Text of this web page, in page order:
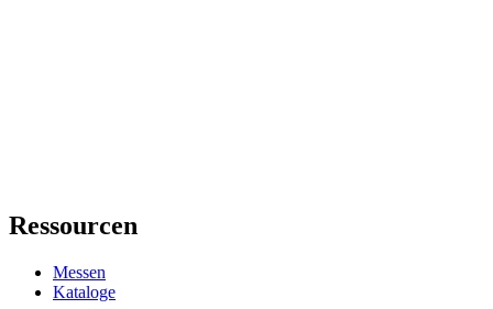
Ressourcen
Messen
Kataloge